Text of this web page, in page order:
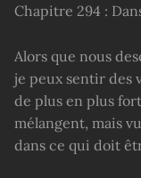
Chapitre 294 :
Alors que nous
je peux sentir des
de plus en plus
mélangent, mais
dans ce qui doit